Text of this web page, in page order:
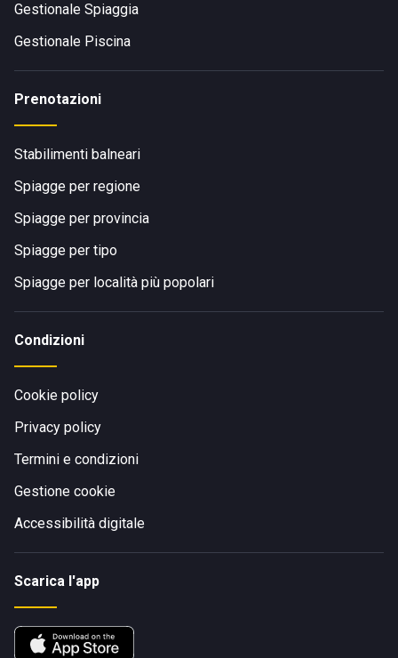
Gestionale Spiaggia
Gestionale Piscina
Prenotazioni
Stabilimenti balneari
Spiagge per regione
Spiagge per provincia
Spiagge per tipo
Spiagge per località più popolari
Condizioni
Cookie policy
Privacy policy
Termini e condizioni
Gestione cookie
Accessibilità digitale
Scarica l'app